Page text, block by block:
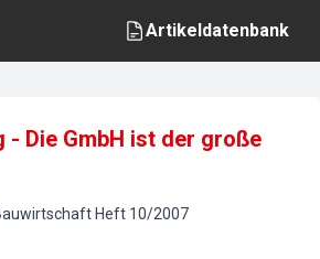
Artikeldatenbank
- Die GmbH ist der große
Heft 10/2007